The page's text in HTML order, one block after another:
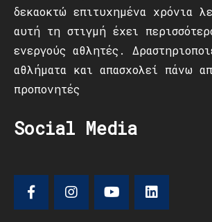
δεκαοκτώ επιτυχημένα χρόνια
αυτή τη στιγμή έχει
ενεργούς αθλητές.
αθλήματα και απασχολεί πάνω
προπονητές
Social Media